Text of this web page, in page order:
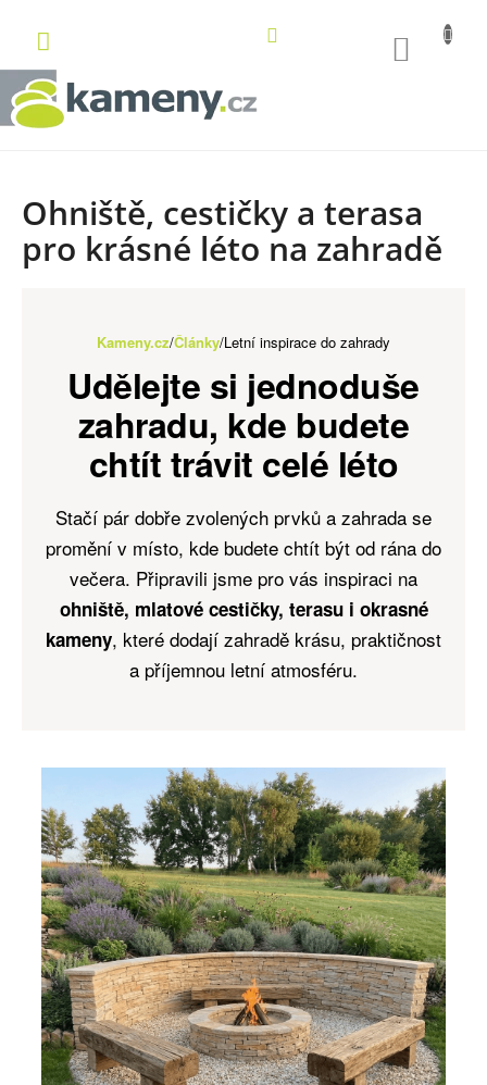
obsah
Ohniště, cestičky a terasa
pro krásné léto na zahradě
Kameny.cz/Články/Letní inspirace do zahrady
Udělejte si jednoduše
zahradu, kde budete
chtít trávit celé léto
Stačí pár dobře zvolených prvků a zahrada se
promění v místo, kde budete chtít být od rána do
večera. Připravili jsme pro vás inspiraci na
ohniště, mlatové cestičky, terasu i okrasné
kameny, které dodají zahradě krásu, praktičnost
a příjemnou letní atmosféru.